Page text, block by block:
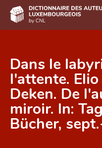
DE FR
Accueil
Auteur(e)s A-Z
Recherche avancée
Dans le
l'attente.
Deken. De
miroir. In:
Bücher,